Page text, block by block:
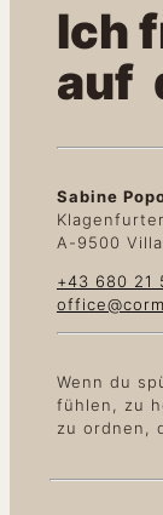
Ich
auf
Sabine
A-9500
+43 680 21
Wenn du
fühlen, zu
zu ordnen,